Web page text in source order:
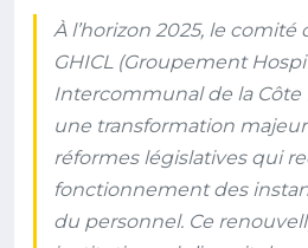
À l’horizon 2025, le comité
GHICL (Groupement
Intercommunal de la Côte
une transformation
réformes législatives qui
fonctionnement des
du personnel. Ce